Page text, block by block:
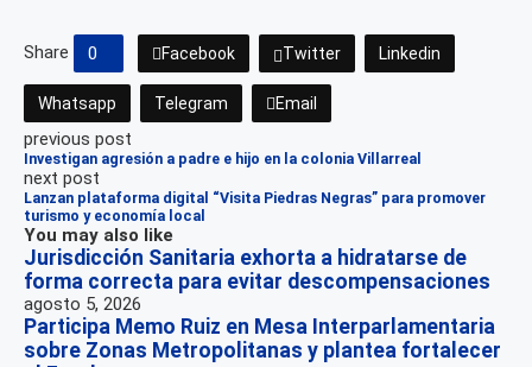
Share 0 Facebook Twitter Linkedin
Whatsapp Telegram Email
previous post
Investigan agresión a padre e hijo en la colonia Villarreal
next post
Lanzan plataforma digital “Visita Piedras Negras” para promover
turismo y economía local
You may also like
Jurisdicción Sanitaria exhorta a hidratarse de
forma correcta para evitar descompensaciones
agosto 5, 2026
Participa Memo Ruiz en Mesa Interparlamentaria
sobre Zonas Metropolitanas y plantea fortalecer